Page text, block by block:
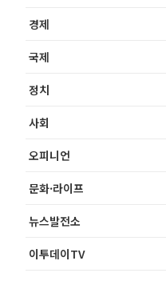
경제
국제
정치
사회
오피니언
문화·라이프
뉴스발전소
이투데이TV